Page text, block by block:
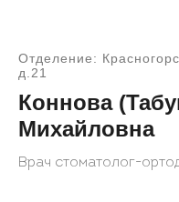
Отделение:
д.21
Коннова
Михайловна
Врач стоматолог-